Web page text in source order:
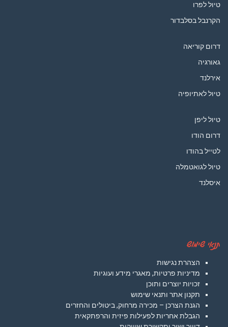
טיול לפרו
הקרנבל בסלבדור
דרום קוריאה
גאורגיה
אירלנד
טיול לאתיופיה
טיול ליפן
דרום הודו
לטייל בהודו
טיול לגואטמלה
איסלנד
תנאי שימוש
הצהרת נגישות
מדיניות פרטיות, מאגרי מידע ועוגיות
זכויות יוצרים ותוכן
תקנון אתר ותנאי שימוש
הגנת הצרכן – מכירה מרחוק, ביטולים והחזרים
הגבלת אחריות לפעילות פיזית והרפתקאית